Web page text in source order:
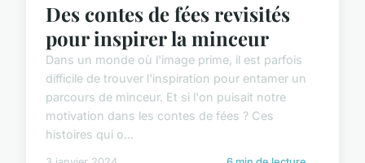
Des contes de fées revisités
pour inspirer la minceur
Dans un monde où l'image prime, il est parfois
difficile de trouver l'inspiration pour entamer un
parcours de minceur. Et si l'on puisait notre
motivation dans les contes de fées ? Ces
histoires qui o...